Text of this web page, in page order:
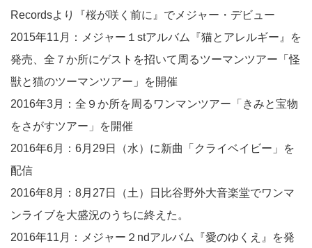
Recordsより『桜が咲く前に』でメジャー・デビュー
2015年11月：メジャー１stアルバム『猫とアレルギー』を
発売、全７か所にゲストを招いて周るツーマンツアー「怪
獣と猫のツーマンツアー」を開催
2016年3月：全９か所を周るワンマンツアー「きみと宝物
をさがすツアー」を開催
2016年6月：6月29日（水）に新曲「クライベイビー」を
配信
2016年8月：8月27日（土）日比谷野外大音楽堂でワンマ
ンライブを大盛況のうちに終えた。
2016年11月：メジャー２ndアルバム『愛のゆくえ』を発